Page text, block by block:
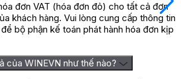
đơn VAT (hóa đơn đỏ) cho tất cả đơn
khách hàng. Vui lòng cung cấp thông tin
bộ phận kế toán phát hành hóa đơn kịp
của WINEVN như thế nào?